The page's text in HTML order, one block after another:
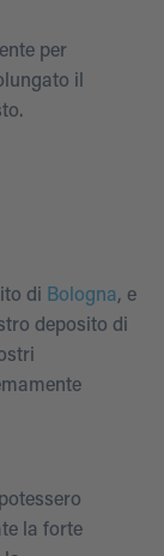
per
il
di Bologna, e
deposito di
la forte